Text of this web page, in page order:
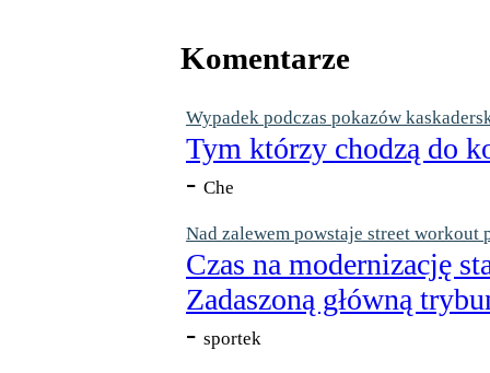
Komentarze
Wypadek podczas pokazów
Tym którzy chodzą do
- Che
Nad zalewem powstaje street workout
Czas na modernizację
Zadaszoną główną
- sportek